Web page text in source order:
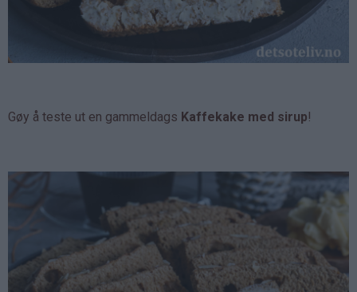
Gøy å teste ut en gammeldags Kaffekake med sirup!